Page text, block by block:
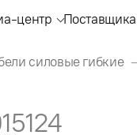
центр
силовые гибкие